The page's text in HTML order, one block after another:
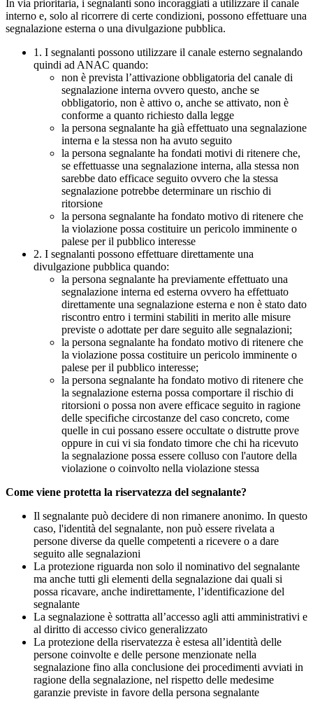
In via prioritaria, i segnalanti sono incoraggiati a utilizzare il canale
interno e, solo al ricorrere di certe condizioni, possono effettuare una
segnalazione esterna o una divulgazione pubblica.
1. I segnalanti possono utilizzare il canale esterno segnalando
quindi ad ANAC quando:
non è prevista l’attivazione obbligatoria del canale di
segnalazione interna ovvero questo, anche se
obbligatorio, non è attivo o, anche se attivato, non è
conforme a quanto richiesto dalla legge
la persona segnalante ha già effettuato una segnalazione
interna e la stessa non ha avuto seguito
la persona segnalante ha fondati motivi di ritenere che,
se effettuasse una segnalazione interna, alla stessa non
sarebbe dato efficace seguito ovvero che la stessa
segnalazione potrebbe determinare un rischio di
ritorsione
la persona segnalante ha fondato motivo di ritenere che
la violazione possa costituire un pericolo imminente o
palese per il pubblico interesse
2. I segnalanti possono effettuare direttamente una
divulgazione pubblica quando:
la persona segnalante ha previamente effettuato una
segnalazione interna ed esterna ovvero ha effettuato
direttamente una segnalazione esterna e non è stato dato
riscontro entro i termini stabiliti in merito alle misure
previste o adottate per dare seguito alle segnalazioni;
la persona segnalante ha fondato motivo di ritenere che
la violazione possa costituire un pericolo imminente o
palese per il pubblico interesse;
la persona segnalante ha fondato motivo di ritenere che
la segnalazione esterna possa comportare il rischio di
ritorsioni o possa non avere efficace seguito in ragione
delle specifiche circostanze del caso concreto, come
quelle in cui possano essere occultate o distrutte prove
oppure in cui vi sia fondato timore che chi ha ricevuto
la segnalazione possa essere colluso con l'autore della
violazione o coinvolto nella violazione stessa
Come viene protetta la riservatezza del segnalante?
Il segnalante può decidere di non rimanere anonimo. In questo
caso, l'identità del segnalante, non può essere rivelata a
persone diverse da quelle competenti a ricevere o a dare
seguito alle segnalazioni
La protezione riguarda non solo il nominativo del segnalante
ma anche tutti gli elementi della segnalazione dai quali si
possa ricavare, anche indirettamente, l’identificazione del
segnalante
La segnalazione è sottratta all’accesso agli atti amministrativi e
al diritto di accesso civico generalizzato
La protezione della riservatezza è estesa all’identità delle
persone coinvolte e delle persone menzionate nella
segnalazione fino alla conclusione dei procedimenti avviati in
ragione della segnalazione, nel rispetto delle medesime
garanzie previste in favore della persona segnalante